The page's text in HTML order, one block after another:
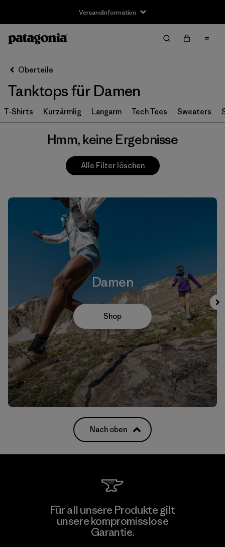
Versandinformation
Oberteile
Tanktops für Damen
T-Shirts Kurzärmlig Langarm Tech Tees Sweaters
Hmm, keine Ergebnisse
Alle Filter löschen
Damen
Shop
Nach oben
Für all unsere Produkte gilt
unsere kompromisslose
Garantie.